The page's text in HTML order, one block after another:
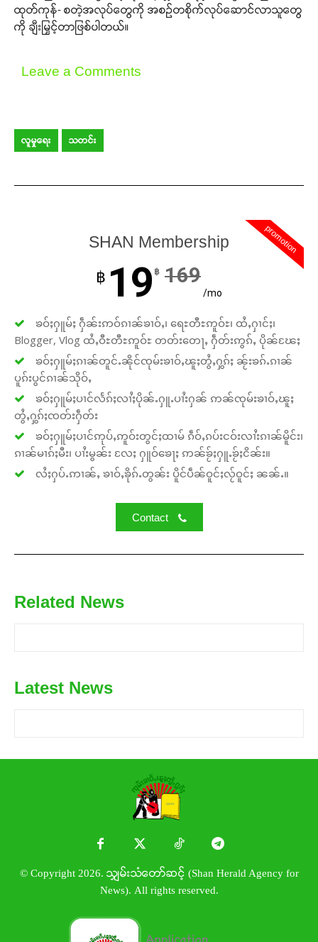
ထုတ်ကုန်- စတဲ့အလုပ်တွေကို အစဉ်တစိုက်လုပ်ဆောင်လာသူတွေ
ကို ချီးမြှင့်တာဖြစ်ပါတယ်။
Leave a Comments
လူမှုရေး သတင်း
promotion
SHAN Membership
฿ 19 ฿ 169
/mo
ၶဝ်ႈႁူမ်ႈ ႁဵၼ်းဢဝ်ၵၢၼ်ၶၢဝ်ႇ၊ ရေႊတီႊဢူဝ်ႊ၊ ထႆႇႁၢင်ႈ၊
Blogger, Vlog ထႆႇဝီႊတီႊဢူဝ်ႊ တတ်းတေႃႇ ႁဵတ်းဢွၵ်ႇ ပိုၼ်ၽႄႈ
ၶဝ်ႈႁူမ်ႈၵၢၼ်တူင်ႉၼိုင်ၸုမ်းၶၢဝ်ႇၽူႈတွႆႇႁွၵ်ႈ ၼႂ်းၶၵ်ႉၵၢၼ်
ပူၵ်းပွင်ၵၢၼ်သိုဝ်ႇ
ၶဝ်ႈႁူမ်ႈပၢင်လႅၵ်ႈလၢႆႈပိုၼ်ႉႁူႉပၢႆးႁၼ် ဢၼ်ၸုမ်းၶၢဝ်ႇၽူႈ
တွႆႇႁွၵ်ႈၸတ်းႁဵတ်း
ၶဝ်ႈႁူမ်ႈပၢင်ဢုပ်ႇဢူဝ်းတွင်ႈထၢမ် ၵဵဝ်ႇၵပ်းငဝ်းလၢႆးၵၢၼ်မိူင်း၊
ၵၢၼ်မၢၵ်ႈမီး၊ ပၢႆးမွၼ်း လႄႈ ႁူဝ်ၶေႃႈ ဢၼ်ၶႂ်ႈႁူႉၶႂ်ႈငိၼ်း။
လႆႈႁပ်ႉဢၢၼ်ႇ ၶၢဝ်ႇၶိုၵ်ႉတွၼ်း ပိူင်ပဵၼ်ဝူင်ႈလႂ်ဝူင်ႈ ၼၼ်ႉ။
Contact
Related News
Latest News
© Copyright 2026. သျှမ်းသံတော်ဆင့် (Shan Herald Agency for
News). All rights reserved.